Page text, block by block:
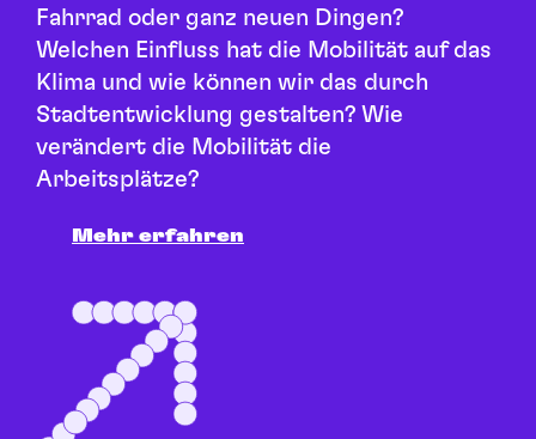
Fahrrad oder ganz neuen Dingen?
Welchen Einfluss hat die Mobilität auf das
Klima und wie können wir das durch
Stadtentwicklung gestalten? Wie
verändert die Mobilität die
Arbeitsplätze?
Mehr erfahren